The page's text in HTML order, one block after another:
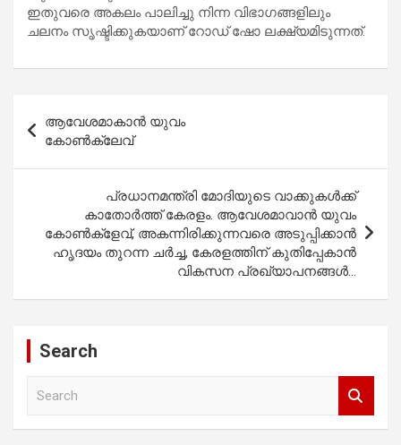
ഇതുവരെ അകലം പാലിച്ചു നിന്ന വിഭാഗങ്ങളിലും
ചലനം സൃഷ്ടിക്കുകയാണ് റോഡ് ഷോ ലക്ഷ്യമിടുന്നത്.
navigation
ആവേശമാകാന്‍ യുവം
കോണ്‍ക്ലേവ്
പ്രധാനമന്ത്രി മോദിയുടെ വാക്കുകള്‍ക്ക്
കാതോര്‍ത്ത് കേരളം. ആവേശമാവാന്‍ യുവം
കോണ്‍ക്‌ളേവ്, അകന്നിരിക്കുന്നവരെ അടുപ്പിക്കാന്‍
ഹൃദയം തുറന്ന ചര്‍ച്ച, കേരളത്തിന് കുതിപ്പേകാന്‍
വികസന പ്രഖ്യാപനങ്ങള്‍…
Search